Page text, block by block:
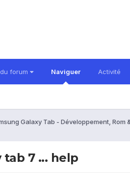
forum Naviguer Activité
Galaxy Tab - Développement, Rom
7 ... help